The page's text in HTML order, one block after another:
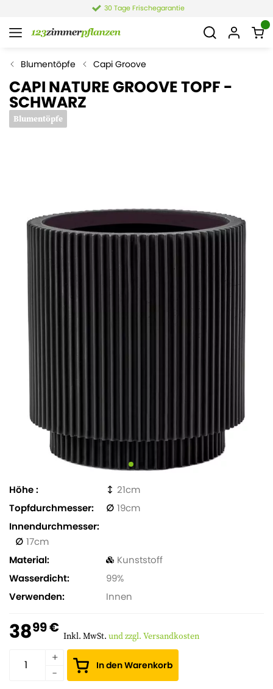
30 Tage Frischegarantie
Blumentöpfe Capi Groove
CAPI NATURE GROOVE TOPF -
SCHWARZ
Blumentöpfe
Höhe
21
Topfdurchmesser
19
Innendurchmesser
17
Material
Kunststoff
Wasserdicht
99%
Verwenden
Innen
3899 € Inkl. MwSt. und zzgl. Versandkosten
In den Warenkorb